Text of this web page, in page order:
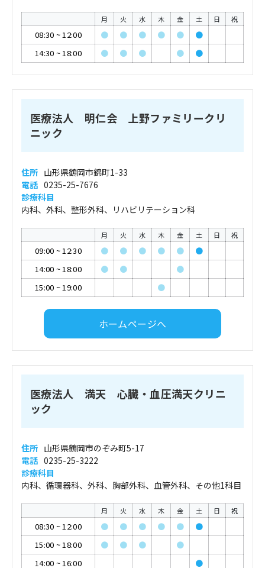
月 火 水 木 金 土 日 祝
08:30 ~12:00 ● ● ● ● ●
●
14:30 ~18:00 ● ● ● ● ●
医療法人 明仁会 上野ファミリークリ
ニック
住所 山形県鶴岡市錦町1-33
電話 0235-25-7676
診療科目
内科、外科、整形外科、リハビリテーション科
月 火 水 木 金 土 日 祝
09:00 ~12:30 ● ● ● ● ●
●
14:00 ~18:00 ● ●
●
15:00 ~19:00 ●
ホームページへ
医療法人 満天 心臓・血圧満天クリニ
ック
住所 山形県鶴岡市のぞみ町5-17
電話 0235-25-3222
診療科目
内科、循環器科、外科、胸部外科、血管外科、その他1科目
月 火 水 木 金 土 日 祝
08:30 ~12:00 ● ● ● ● ●
●
15:00 ~18:00 ● ● ●
●
14:00 ~16:00 ●